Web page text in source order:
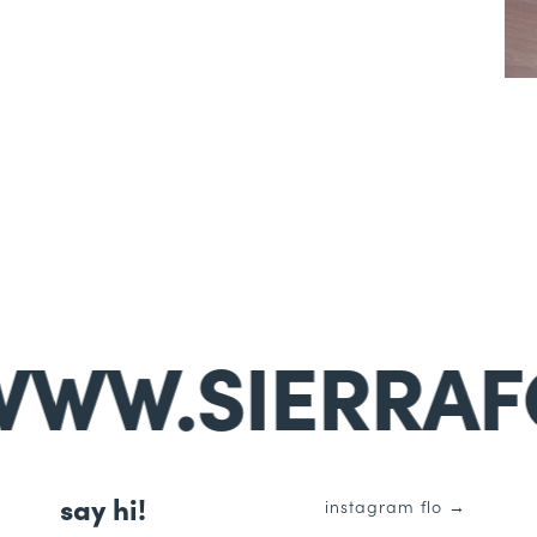
say hi!